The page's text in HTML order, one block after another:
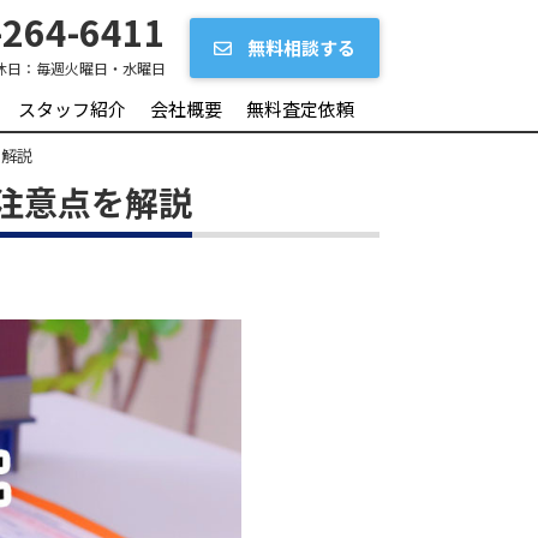
6411
日： 毎週火曜日・水曜日
無料相談する
スタッフ紹介 会社概要 無料査定依頼
説
意点を解説